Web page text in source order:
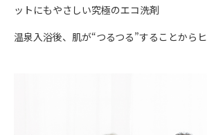
ットにもやさしい究極のエコ洗剤
温泉入浴後、肌が“つるつる”することから